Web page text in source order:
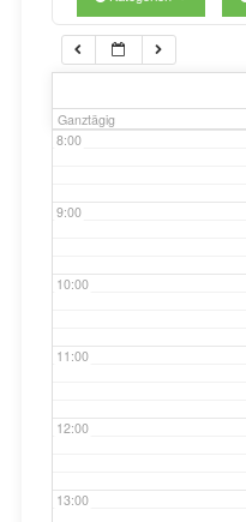
Ganztägig
7:00
8:00
9:00
10:00
11:00
12:00
13:00